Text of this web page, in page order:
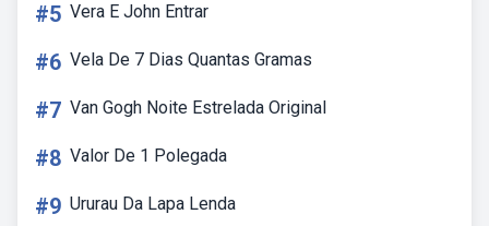
#5 Vera E John Entrar
#6 Vela De 7 Dias Quantas Gramas
#7 Van Gogh Noite Estrelada Original
#8 Valor De 1 Polegada
#9 Ururau Da Lapa Lenda